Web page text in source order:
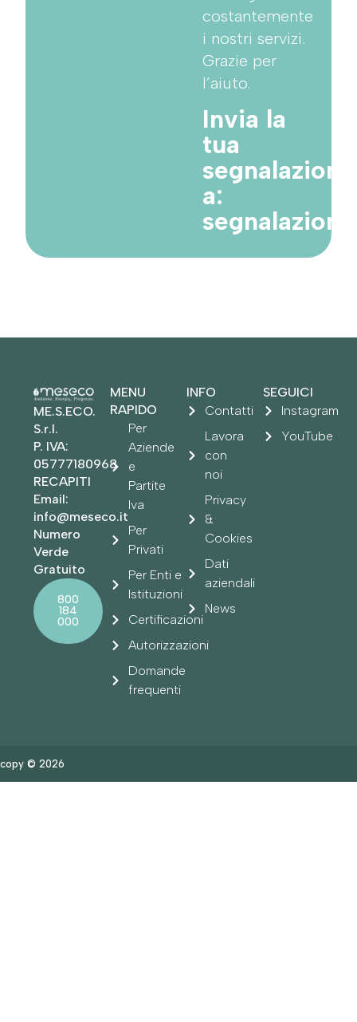
costantemente
i nostri servizi.
Grazie per
l’aiuto.
Invia la
tua
segnalazione
a:
ME.S.ECO.
S.r.l.
P. IVA:
05777180968
RECAPITI
Email:
info@meseco.it
Numero
Verde
Gratuito
800
184
000
MENU
RAPIDO
Per
Aziende
e
Partite
Iva
Per
Privati
Per Enti e
Istituzioni
Certificazioni
Autorizzazioni
Domande
frequenti
INFO
Contatti
Lavora
con
noi
Privacy
&
Cookies
Dati
aziendali
News
SEGUICI
Instagram
YouTube
copy © 2026